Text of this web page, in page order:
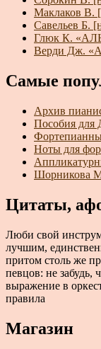
Маклаков В.
Савельев Б.
Глюк К.
Верди Дж.
Самые
Архив
Пособия
Ноты для
Шорникова
Цитаты,
Люби свой
лучшим,
притом столь же
певцов: не забудь,
выражение в
правила
Магазин